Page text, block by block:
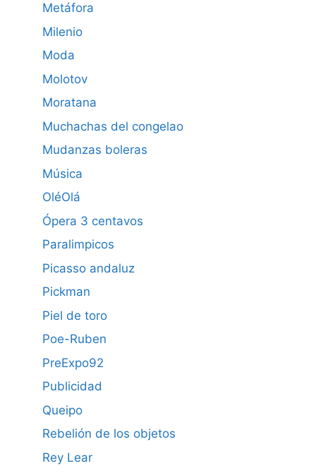
Metáfora
Milenio
Moda
Molotov
Moratana
Muchachas del congelao
Mudanzas boleras
Música
OléOlá
Ópera 3 centavos
Paralimpicos
Picasso andaluz
Pickman
Piel de toro
Poe-Ruben
PreExpo92
Publicidad
Queipo
Rebelión de los objetos
Rey Lear